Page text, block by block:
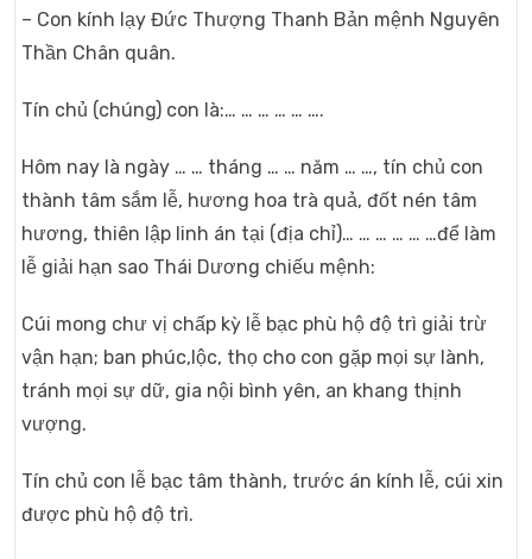
– Con kính lạy Đức Thượng Thanh Bản mệnh Nguyên
Thần Chân quân.
Tín chủ (chúng) con là:… … … … … ….
Hôm nay là ngày … … tháng … … năm … …, tín chủ con
thành tâm sắm lễ, hương hoa trà quả, đốt nén tâm
hương, thiên lập linh án tại (địa chỉ)… … … … … …để làm
lễ giải hạn sao Thái Dương chiếu mệnh:
Cúi mong chư vị chấp kỳ lễ bạc phù hộ độ trì giải trừ
vận hạn; ban phúc,lộc, thọ cho con gặp mọi sự lành,
tránh mọi sự dữ, gia nội bình yên, an khang thịnh
vượng.
Tín chủ con lễ bạc tâm thành, trước án kính lễ, cúi xin
được phù hộ độ trì.